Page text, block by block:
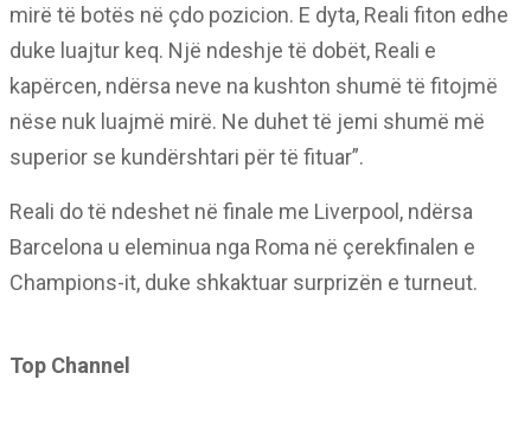
mirë të botës në çdo pozicion. E dyta, Reali fiton edhe
duke luajtur keq. Një ndeshje të dobët, Reali e
kapërcen, ndërsa neve na kushton shumë të fitojmë
nëse nuk luajmë mirë. Ne duhet të jemi shumë më
superior se kundërshtari për të fituar”.
Reali do të ndeshet në finale me Liverpool, ndërsa
Barcelona u eleminua nga Roma në çerekfinalen e
Champions-it, duke shkaktuar surprizën e turneut.
Top Channel